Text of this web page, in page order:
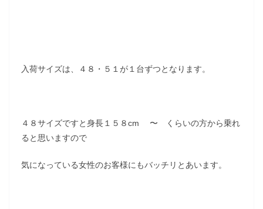
入荷サイズは、４８・５１が１台ずつとなります。
４８サイズですと身長１５８cm 〜 くらいの方から乗れ
ると思いますので
気になっている女性のお客様にもバッチリとあいます。